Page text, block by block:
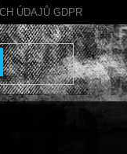
ÚDAJŮ GDPR